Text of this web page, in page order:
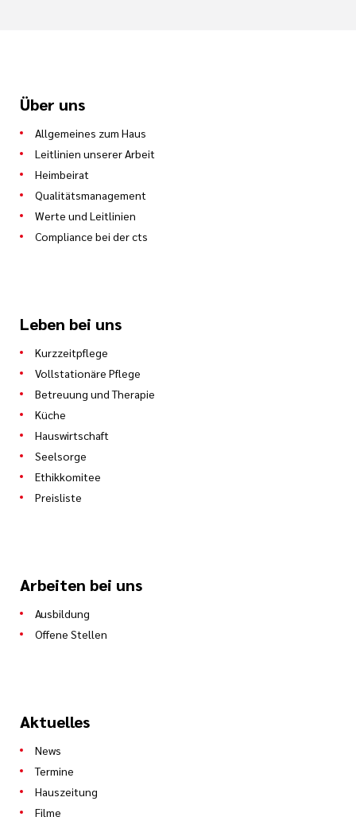
Über uns
Allgemeines zum Haus
Leitlinien unserer Arbeit
Heimbeirat
Qualitätsmanagement
Werte und Leitlinien
Compliance bei der cts
Leben bei uns
Kurzzeitpflege
Vollstationäre Pflege
Betreuung und Therapie
Küche
Hauswirtschaft
Seelsorge
Ethikkomitee
Preisliste
Arbeiten bei uns
Ausbildung
Offene Stellen
Aktuelles
News
Termine
Hauszeitung
Filme